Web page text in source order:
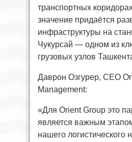
транспортных
значение придаётся
инфраструктуры на
Чукурсай — одном из
грузовых узлов
Даврон Озгурер, CEO
Management:
«Для Orient Group это
является важным
нашего логистического